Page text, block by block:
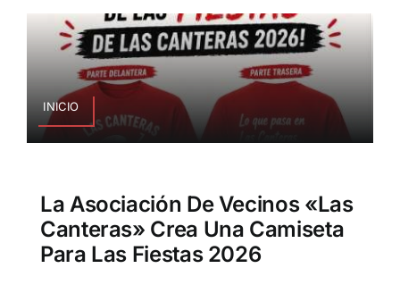
INICIO
La Asociación De Vecinos «Las
Canteras» Crea Una Camiseta
Para Las Fiestas 2026